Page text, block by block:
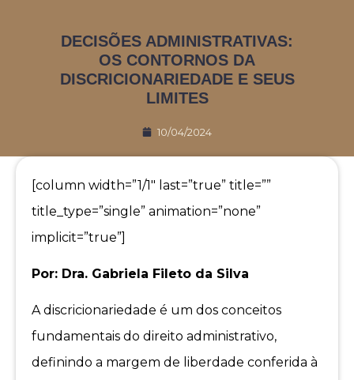
DECISÕES ADMINISTRATIVAS:
OS CONTORNOS DA
DISCRICIONARIEDADE E SEUS
LIMITES
10/04/2024
[column width=”1/1″ last=”true” title=””
title_type=”single” animation=”none”
implicit=”true”]
Por: Dra. Gabriela Fileto da Silva
A discricionariedade é um dos conceitos
fundamentais do direito administrativo,
definindo a margem de liberdade conferida à